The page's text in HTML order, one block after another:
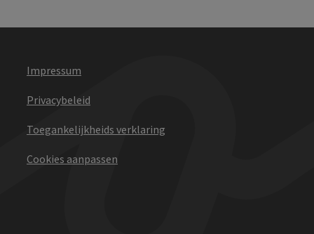
Impressum
Privacybeleid
Toegankelijkheids verklaring
Cookies aanpassen